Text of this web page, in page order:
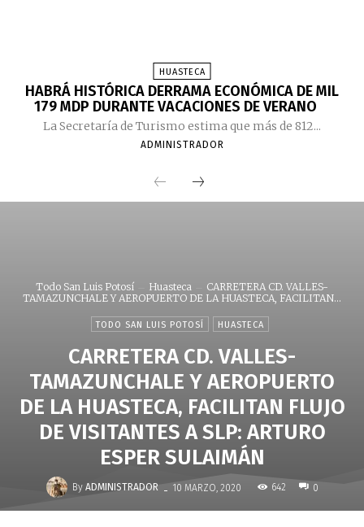
HUASTECA
HABRÁ HISTÓRICA DERRAMA ECONÓMICA DE MIL
179 MDP DURANTE VACACIONES DE VERANO
La Secretaría de Turismo estima que más de 812...
ADMINISTRADOR